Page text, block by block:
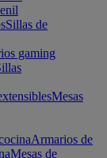
Sillas de
gaming
Mesas
Armarios de
Mesas de